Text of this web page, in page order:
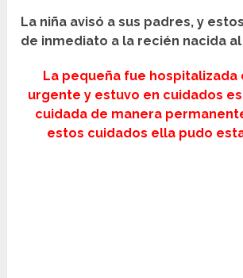
La niña avisó a sus padres, y
de inmediato a la recién nacida
La pequeña fue hospitalizada
urgente y estuvo en cuidados
cuidada de manera
estos cuidados ella pudo